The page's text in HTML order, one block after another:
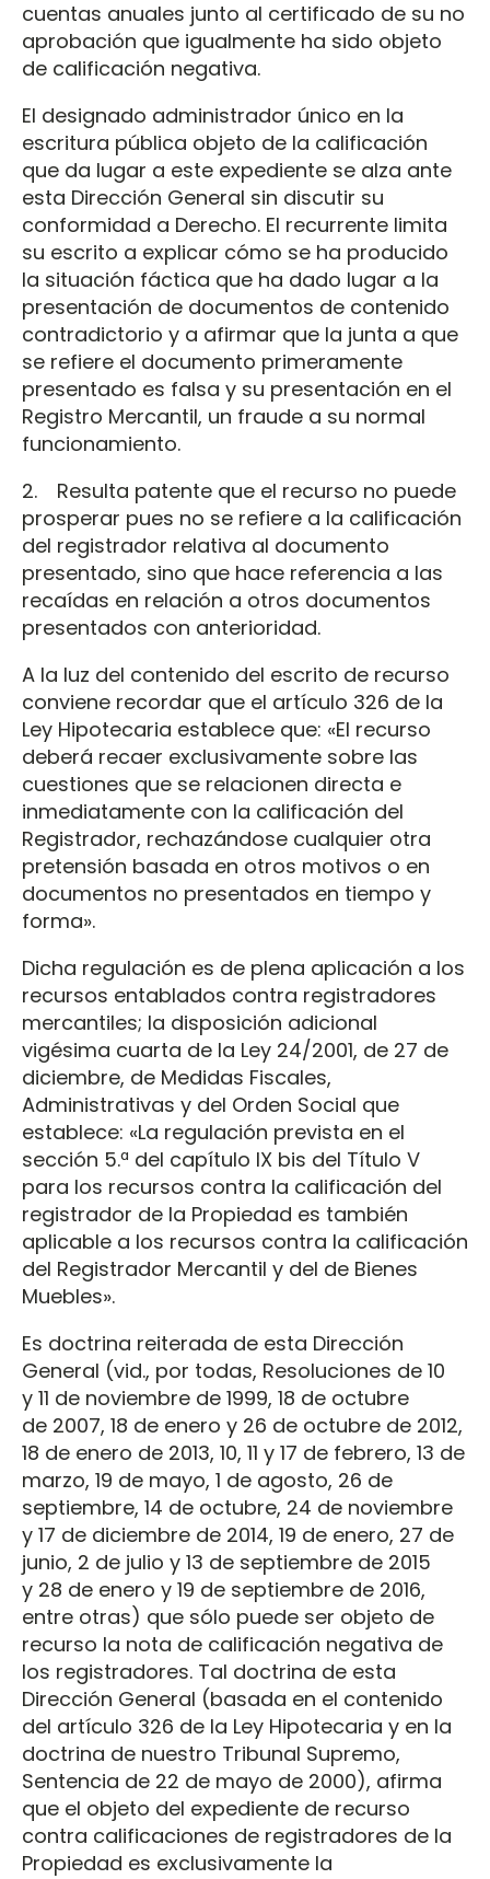
cuentas anuales junto al certificado de su no
aprobación que igualmente ha sido objeto
de calificación negativa.
El designado administrador único en la
escritura pública objeto de la calificación
que da lugar a este expediente se alza ante
esta Dirección General sin discutir su
conformidad a Derecho. El recurrente limita
su escrito a explicar cómo se ha producido
la situación fáctica que ha dado lugar a la
presentación de documentos de contenido
contradictorio y a afirmar que la junta a que
se refiere el documento primeramente
presentado es falsa y su presentación en el
Registro Mercantil, un fraude a su normal
funcionamiento.
2. Resulta patente que el recurso no puede
prosperar pues no se refiere a la calificación
del registrador relativa al documento
presentado, sino que hace referencia a las
recaídas en relación a otros documentos
presentados con anterioridad.
A la luz del contenido del escrito de recurso
conviene recordar que el artículo 326 de la
Ley Hipotecaria establece que: «El recurso
deberá recaer exclusivamente sobre las
cuestiones que se relacionen directa e
inmediatamente con la calificación del
Registrador, rechazándose cualquier otra
pretensión basada en otros motivos o en
documentos no presentados en tiempo y
forma».
Dicha regulación es de plena aplicación a los
recursos entablados contra registradores
mercantiles; la disposición adicional
vigésima cuarta de la Ley 24/2001, de 27 de
diciembre, de Medidas Fiscales,
Administrativas y del Orden Social que
establece: «La regulación prevista en el
sección 5.ª del capítulo IX bis del Título V
para los recursos contra la calificación del
registrador de la Propiedad es también
aplicable a los recursos contra la calificación
del Registrador Mercantil y del de Bienes
Muebles».
Es doctrina reiterada de esta Dirección
General (vid., por todas, Resoluciones de 10
y 11 de noviembre de 1999, 18 de octubre
de 2007, 18 de enero y 26 de octubre de 2012,
18 de enero de 2013, 10, 11 y 17 de febrero, 13 de
marzo, 19 de mayo, 1 de agosto, 26 de
septiembre, 14 de octubre, 24 de noviembre
y 17 de diciembre de 2014, 19 de enero, 27 de
junio, 2 de julio y 13 de septiembre de 2015
y 28 de enero y 19 de septiembre de 2016,
entre otras) que sólo puede ser objeto de
recurso la nota de calificación negativa de
los registradores. Tal doctrina de esta
Dirección General (basada en el contenido
del artículo 326 de la Ley Hipotecaria y en la
doctrina de nuestro Tribunal Supremo,
Sentencia de 22 de mayo de 2000), afirma
que el objeto del expediente de recurso
contra calificaciones de registradores de la
Propiedad es exclusivamente la